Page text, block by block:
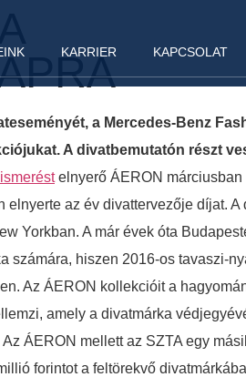
KARRIER KAPCSOLAT
a Mercedes-Benz
A divatbemutatón részt
elnyerő ÁERON márciusban
az év divattervezője díjat. A
Yorkban. A már évek óta
számára, hiszen 2016-os tavaszi-
Az ÁERON kollekcióit a
amely a divatmárka
ÁERON mellett az SZTA egy
forintot a feltörekvő